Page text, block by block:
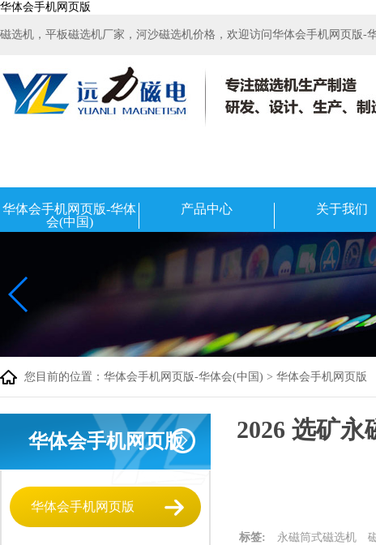
华体会手机网页版
磁选机，平板磁选机厂家，河沙磁选机价格，欢迎访问华体会手机网页版-
华体会手机网页版-华体
会(中国)
产品中心 关于我们
您目前的位置： 华体会手机网页版-华体会(中国) > 华体会手机网页版
华体会手机网页版
华体会手机网页版
2026 选矿
标签: 永磁筒式磁选机